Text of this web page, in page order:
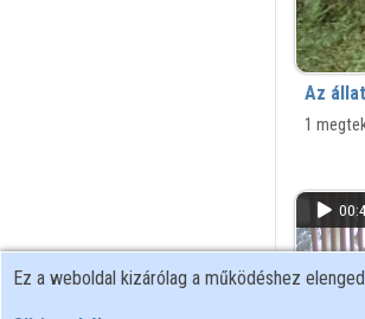
Az
1
Ez a weboldal kizárólag a működéshez